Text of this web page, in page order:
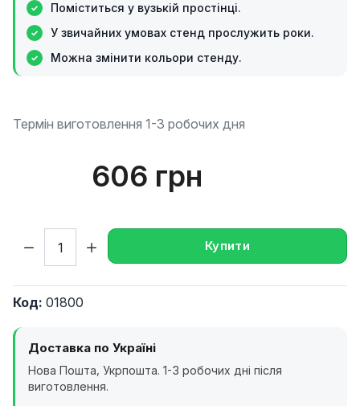
Поміститься у вузькій простінці.
У звичайних умовах стенд прослужить роки.
Можна змінити кольори стенду.
Термін виготовлення 1-3 робочих дня
606 грн
Купити
Код: 01800
Доставка по Україні
Нова Пошта, Укрпошта. 1-3 робочих дні після
виготовлення.